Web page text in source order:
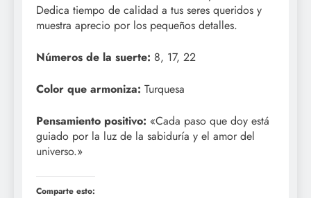
Dedica tiempo de calidad a tus seres queridos y
muestra aprecio por los pequeños detalles.
Números de la suerte: 8, 17, 22
Color que armoniza: Turquesa
Pensamiento positivo: «Cada paso que doy está
guiado por la luz de la sabiduría y el amor del
universo.»
Comparte esto: